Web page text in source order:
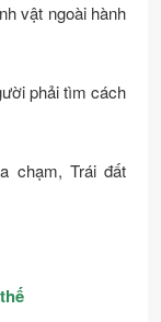
vật ngoài hành
phải tìm cách
chạm, Trái đất